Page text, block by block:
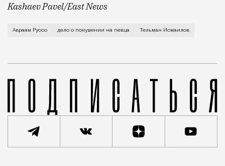
Kashaev Pavel/East News
Бывший владелец Черкизовского рынка Тельман
Авраам Руссо дело о покушении на певца Тельман Исмаилов